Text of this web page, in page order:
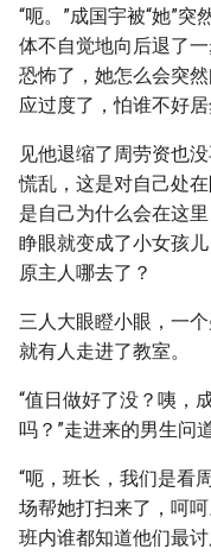
“呃。”成国宇被“她”
体不自觉地向后退了
恐怖了，她怎么会突
应过度了，怕谁不好居
见他退缩了周劳资也
慌乱，这是对自己处
是自己为什么会在这
睁眼就变成了小女孩
原主人哪去了？
三人大眼瞪小眼，一
就有人走进了教室。
“值日做好了没？咦，
吗？”走进来的男生问道
“呃，班长，我们是看
场帮她打扫来了，呵
班内谁都知道他们最讨